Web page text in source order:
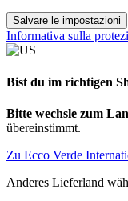
Salvare le impostazioni
Informativa sulla
Bist du im richtigen
Bitte wechsle zum
übereinstimmt.
Zu Ecco Verde
Anderes Lieferland